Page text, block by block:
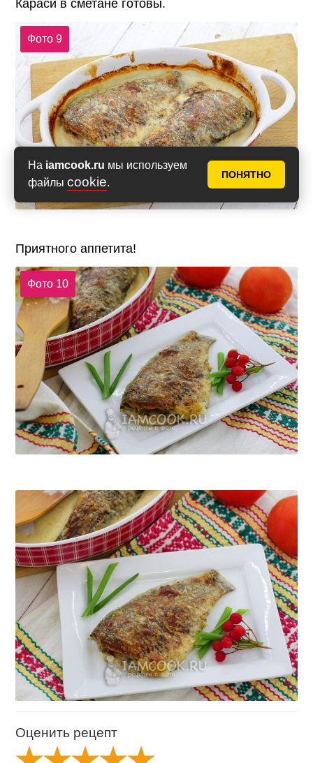
На iamcook.ru мы используем
файлы cookie.
ПОНЯТНО
Караси в сметане готовы.
Фото 9
Приятного аппетита!
Фото 10
Оценить рецепт